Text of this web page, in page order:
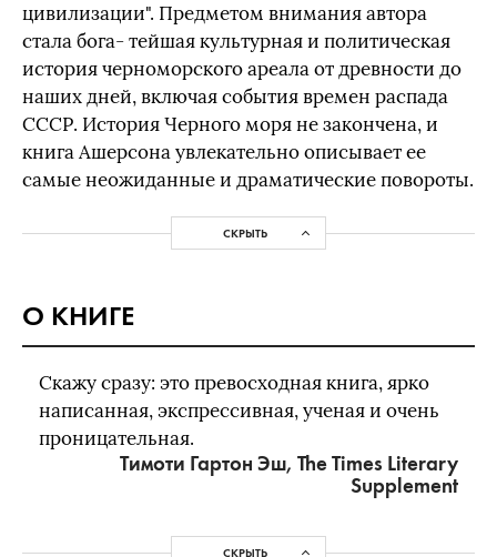
цивилизации". Предметом внимания автора
стала бога- тейшая культурная и политическая
история черноморского ареала от древности до
наших дней, включая события времен распада
СССР. История Черного моря не закончена, и
книга Ашерсона увлекательно описывает ее
самые неожиданные и драматические повороты.
СКРЫТЬ
О КНИГЕ
Скажу сразу: это превосходная книга, ярко
написанная, экспрессивная, ученая и очень
проницательная.
Тимоти Гартон Эш, The Times Literary
Supplement
СКРЫТЬ